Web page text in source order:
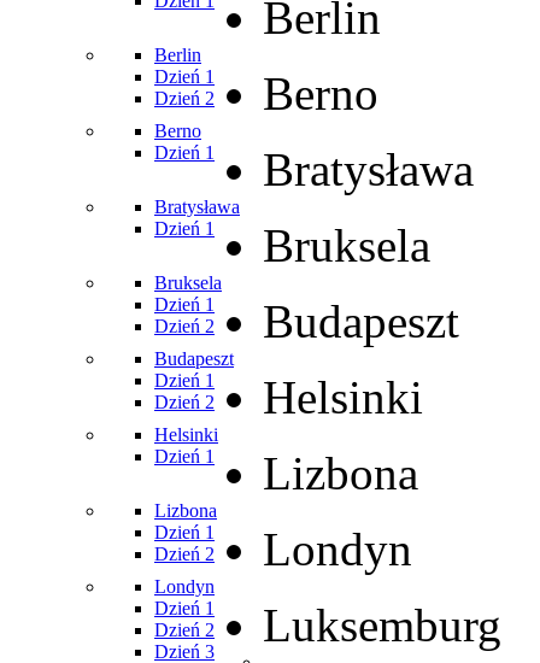
Berlin
Berlin
Dzień 1
Dzień 2
Berno
Berno
Dzień 1
Bratysława
Bratysława
Dzień 1
Bruksela
Bruksela
Dzień 1
Dzień 2
Budapeszt
Budapeszt
Dzień 1
Dzień 2
Helsinki
Helsinki
Dzień 1
Lizbona
Lizbona
Dzień 1
Dzień 2
Londyn
Londyn
Dzień 1
Dzień 2
Dzień 3
Luksemburg